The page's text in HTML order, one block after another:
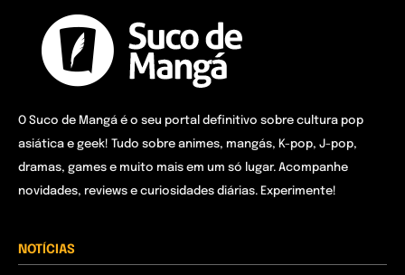
O Suco de Mangá é o seu portal definitivo sobre cultura pop
asiática e geek! Tudo sobre animes, mangás, K-pop, J-pop,
dramas, games e muito mais em um só lugar. Acompanhe
novidades, reviews e curiosidades diárias. Experimente!
NOTÍCIAS